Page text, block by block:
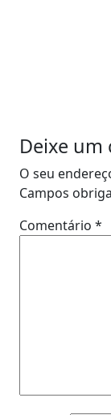
Deixe
O seu
Campos
Comentário *